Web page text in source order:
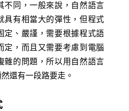
不同，一般來說，自然語言
具有相當大的彈性，但程式
定、嚴謹，需要根據程式語
定，而且又需要考慮到電腦
雜的問題，所以用自然語言
還有一段路要走。